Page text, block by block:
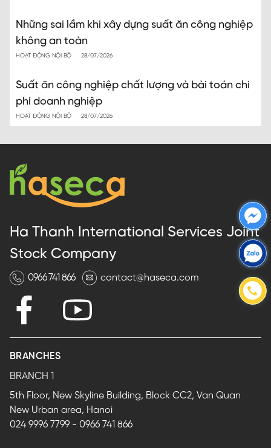
Những sai lầm khi xây dựng suất ăn công nghiệp
không an toàn
HOẠT ĐỘNG NỘI BỘ 28/07/2026
Suất ăn công nghiệp chất lượng và bài toán chi
phí doanh nghiệp
HOẠT ĐỘNG NỘI BỘ 28/07/2026
Ha Thanh International Services Joint
Stock Company
0966 741 866 contact@haseca.com
BRANCHES
BRANCH 1
5th Floor, New Skyline Building, Block CC2, Van Quan
New Urban area, Hanoi
024 9996 7799 - 0966 741 866